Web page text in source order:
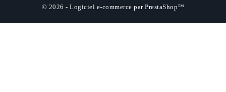
© 2026 - Logiciel e-commerce par PrestaShop™